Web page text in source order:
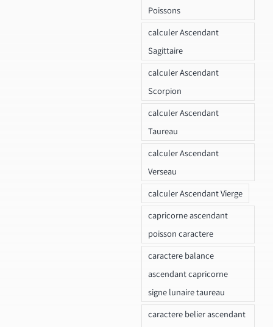
Poissons
calculer Ascendant
Sagittaire
calculer Ascendant
Scorpion
calculer Ascendant
Taureau
calculer Ascendant
Verseau
calculer Ascendant Vierge
capricorne ascendant
poisson caractere
caractere balance
ascendant capricorne
signe lunaire taureau
caractere belier ascendant